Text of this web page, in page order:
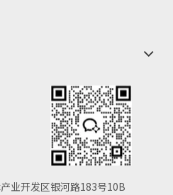
业开发区银河路183号10B